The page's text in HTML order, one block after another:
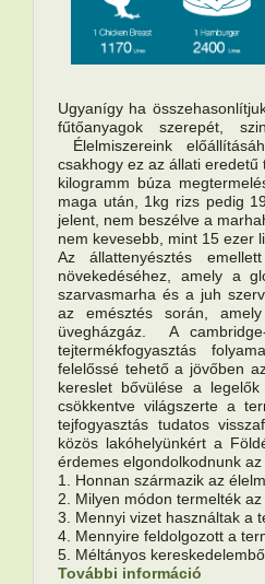
Ugyanígy ha
fűtőanyagok szerepét,
Élelmiszereink
csakhogy ez az állati
kilogramm búza
maga után, 1kg rizs pedig
jelent, nem beszélve a
nem kevesebb, mint 15 ezer
Az állattenyésztés
növekedéséhez, amely a
szarvasmarha és a juh
az emésztés során,
üvegházgáz. A
tejtermékfogyasztás
felelőssé tehető a jövőben
kereslet bővülése a
csökkentve világszerte a
tejfogyasztás tudatos
közös lakóhelyünkért a
érdemes elgondolkodnunk
1. Honnan származik az
2. Milyen módon termelték
3. Mennyi vizet használtak a
4. Mennyire feldolgozott a
5. Méltányos
További információ